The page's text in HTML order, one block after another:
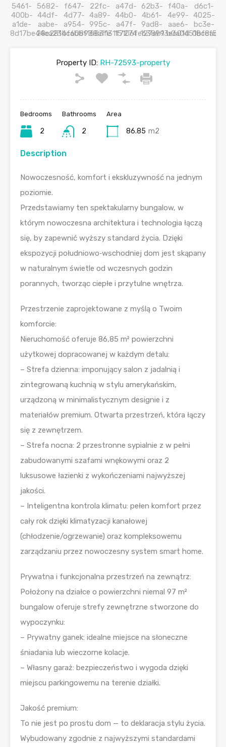
Property ID: RH-72593-property
Bedrooms
2
Bathrooms
2
Area
86.85 m2
Description
Nowoczesność, komfort i ekskluzywność na jednym
poziomie.
Przedstawiamy ten spektakularny bungalow, w
którym nowoczesna architektura i technologia łączą
się, by zapewnić wyższy standard życia. Dzięki
ekspozycji południowo‑wschodniej dom jest skąpany
w naturalnym świetle od wczesnych godzin
porannych, tworząc ciepłe i przytulne wnętrza.
Przestrzenie zaprojektowane z myślą o Twoim
komforcie:
Nieruchomość oferuje 86,85 m² powierzchni
użytkowej dopracowanej w każdym detalu:
– Strefa dzienna: imponujący salon z jadalnią i
zintegrowaną kuchnią w stylu amerykańskim,
urządzoną w minimalistycznym designie i z
materiałów premium. Otwarta przestrzeń, która łączy
się z zewnętrzem.
– Strefa nocna: 2 przestronne sypialnie z w pełni
zabudowanymi szafami wnękowymi oraz 2
luksusowe łazienki z wykończeniami najwyższej
jakości.
– Inteligentna kontrola klimatu: pełen komfort przez
cały rok dzięki klimatyzacji kanałowej
(chłodzenie/ogrzewanie) oraz kompleksowemu
zarządzaniu przez nowoczesny system smart home.
Prywatna i funkcjonalna przestrzeń na zewnątrz:
Położony na działce o powierzchni niemal 97 m²
bungalow oferuje strefy zewnętrzne stworzone do
wypoczynku:
– Prywatny ganek: idealne miejsce na słoneczne
śniadania lub wieczorne kolacje.
– Własny garaż: bezpieczeństwo i wygoda dzięki
miejscu parkingowemu na terenie działki.
Jakość premium:
To nie jest po prostu dom — to deklaracja stylu życia.
Wybudowany zgodnie z najwyższymi standardami